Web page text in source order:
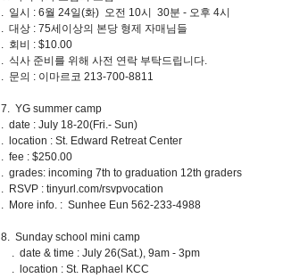
. 일시 : 6월 24일(화) 오전 10시 30분 - 오후 4시
. 대상 : 75세이상의 본당 형제 자매님들
. 회비 : $10.00
. 식사 준비를 위해 사전 연락 부탁드립니다.
. 문의 : 이마르코 213-700-8811
7. YG summer camp
. date : July 18-20(Fri.- Sun)
. location : St. Edward Retreat Center
. fee : $250.00
. grades: incoming 7th to graduation 12th graders
. RSVP : tinyurl.com/rsvpvocation
. More info. : Sunhee Eun 562-233-4988
8. Sunday school mini camp
. date & time : July 26(Sat.), 9am - 3pm
. location : St. Raphael KCC